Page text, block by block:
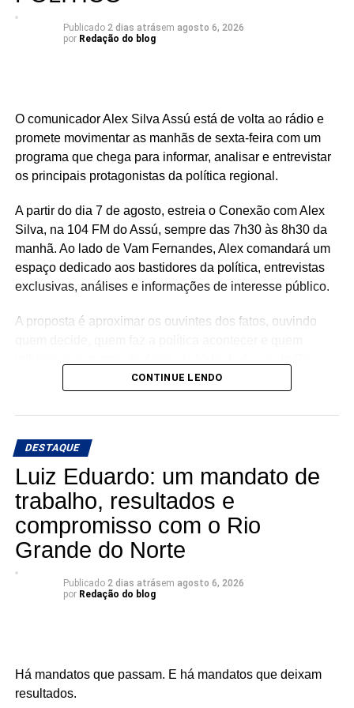
com as pessoas, acima de qualquer disputa partidária”,
pontua Rafael.
saúde, infraestrutura, educação, esporte e cultura. Ao
longo do mandato, Rafael também levou recursos para
municípios de todas as regiões do Rio Grande do Norte,
consolidando uma atuação parlamentar marcada pela
continuam gerando benefícios para a população.
Publicado 2 dias atrásem agosto 6, 2026
por Redação do blog
O comunicador Alex Silva Assú está de volta ao rádio e
promete movimentar as manhãs de sexta-feira com um
programa que chega para informar, analisar e entrevistar
os principais protagonistas da política regional.
A partir do dia 7 de agosto, estreia o Conexão com Alex
Silva, na 104 FM do Assú, sempre das 7h30 às 8h30 da
manhã. Ao lado de Vam Fernandes, Alex comandará um
espaço dedicado aos bastidores da política, entrevistas
exclusivas, análises e informações de interesse público.
A proposta é aproximar os ouvintes dos fatos, ouvindo
🎙️ O rádio ganha um novo espaço para o debate, a
Conexão com Alex Silva: onde a notícia ganha voz e os
bastidores viram informação.
📅 Estreia: 7 de agosto
📻 104 FM do Assú
🕢 Toda sexta-feira, das 7h30 às 8h30 da manhã.
CONTINUE LENDO
DESTAQUE
Luiz Eduardo: um mandato de
trabalho, resultados e
compromisso com o Rio
Grande do Norte
Publicado 2 dias atrásem agosto 6, 2026
por Redação do blog
Há mandatos que passam. E há mandatos que deixam
resultados.